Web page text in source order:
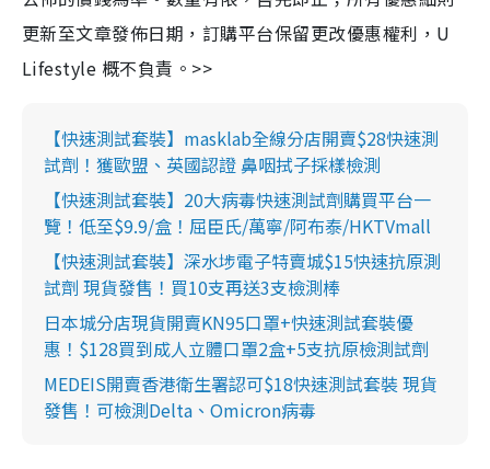
更新至文章發佈日期，訂購平台保留更改優惠權利，U
Lifestyle 概不負責。>>
【快速測試套裝】masklab全線分店開賣$28快速測
試劑！獲歐盟、英國認證 鼻咽拭子採樣檢測
【快速測試套裝】20大病毒快速測試劑購買平台一
覽！低至$9.9/盒！屈臣氏/萬寧/阿布泰/HKTVmall
【快速測試套裝】深水埗電子特賣城$15快速抗原測
試劑 現貨發售！買10支再送3支檢測棒
日本城分店現貨開賣KN95口罩+快速測試套裝優
惠！$128買到成人立體口罩2盒+5支抗原檢測試劑
MEDEIS開賣香港衛生署認可$18快速測試套裝 現貨
發售！可檢測Delta、Omicron病毒